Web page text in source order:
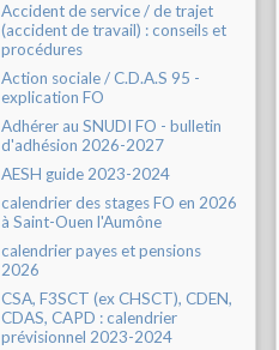
Accident de service / de trajet
(accident de travail) : conseils et
procédures
Action sociale / C.D.A.S 95 -
explication FO
Adhérer au SNUDI FO - bulletin
d'adhésion 2026-2027
AESH guide 2023-2024
calendrier des stages FO en 2026
à Saint-Ouen l'Aumône
calendrier payes et pensions
2026
CSA, F3SCT (ex CHSCT), CDEN,
CDAS, CAPD : calendrier
prévisionnel 2023-2024